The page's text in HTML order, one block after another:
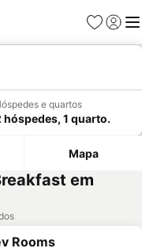
Favoritos
Iniciar
e quartos
hóspedes, 1 quarto.
Mapa
em
Rooms